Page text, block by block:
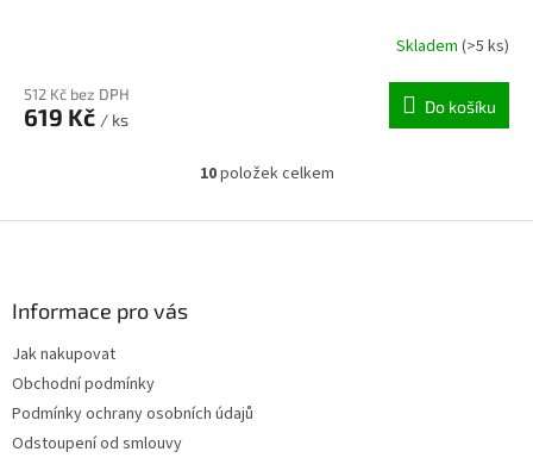
Skladem (>5 ks)
512 Kč bez DPH
619 Kč / ks
Do košíku
O
l
10položek celkem
Informace pro vás
Jak nakupovat
Obchodní podmínky
Podmínky ochrany osobních údajů
Odstoupení od smlouvy